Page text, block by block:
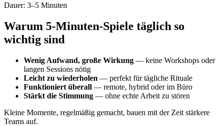
Dauer: 3–5 Minuten
Warum 5-Minuten-Spiele täglich so
wichtig sind
Wenig Aufwand, große Wirkung — keine Workshops oder
langen Sessions nötig
Leicht zu wiederholen — perfekt für tägliche Rituale
Funktioniert überall — remote, hybrid oder im Büro
Stärkt die Stimmung — ohne echte Arbeit zu stören
Kleine Momente, regelmäßig gemacht, bauen mit der Zeit stärkere
Teams auf.